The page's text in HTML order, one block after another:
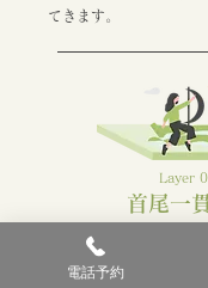
てきます。
Layer
首尾一
たとえネガティブな出
かれている状況を理解
電話予約